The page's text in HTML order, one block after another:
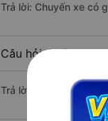
Trả lời: Chuyến xe có
Câu hỏi: Nhà xe đi
Trả lời: Chuyến xe có